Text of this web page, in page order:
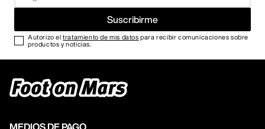
Suscribirme
Autorizo eltratamiento de mis datos para recibir comunicaciones sobre
productos y noticias.
MEDIOS DE PAGO